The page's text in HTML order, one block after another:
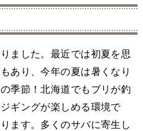
ました。最近では初夏を思
あり、今年の夏は暑くなり
季節！北海道でもブリが釣
ギングが楽しめる環境で
ます。多くのサバに寄生し